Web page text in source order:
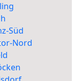
Süd
Nord